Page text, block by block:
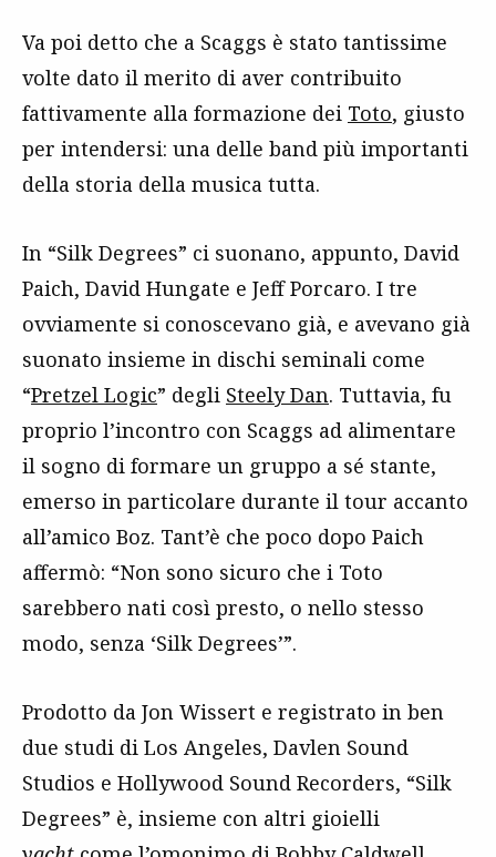
Va poi detto che a Scaggs è stato tantissime
volte dato il merito di aver contribuito
fattivamente alla formazione dei Toto, giusto
per intendersi: una delle band più importanti
della storia della musica tutta.
In “Silk Degrees” ci suonano, appunto, David
Paich, David Hungate e Jeff Porcaro. I tre
ovviamente si conoscevano già, e avevano già
suonato insieme in dischi seminali come
“Pretzel Logic” degli Steely Dan. Tuttavia, fu
proprio l’incontro con Scaggs ad alimentare
il sogno di formare un gruppo a sé stante,
emerso in particolare durante il tour accanto
all’amico Boz. Tant’è che poco dopo Paich
affermò: “Non sono sicuro che i Toto
sarebbero nati così presto, o nello stesso
modo, senza ‘Silk Degrees’”.
Prodotto da Jon Wissert e registrato in ben
due studi di Los Angeles, Davlen Sound
Studios e Hollywood Sound Recorders, “Silk
Degrees” è, insieme con altri gioielli